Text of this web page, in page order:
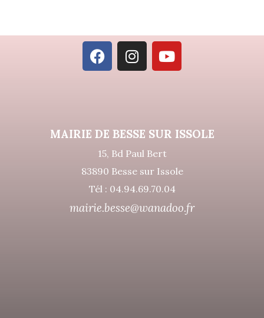
MAIRIE DE BESSE SUR ISSOLE
15, Bd Paul Bert
83890 Besse sur Issole
Tél : 04.94.69.70.04
mairie.besse@wanadoo.fr